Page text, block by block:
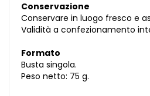
Conservazione
Conservare in luogo fresco e
Validità a confezionamento
Formato
Busta singola.
Peso netto: 75 g.